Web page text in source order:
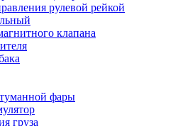
рулевой рейкой
клапана
фары
груза